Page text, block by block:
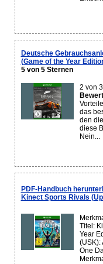
Deutsche
(Game of the Year
5 von 5 Sternen
2 von 3
das
den
diese
Nein...
PDF-Handbuch
Kinect Sports Rivals
Titel:
Year
(USK):
One